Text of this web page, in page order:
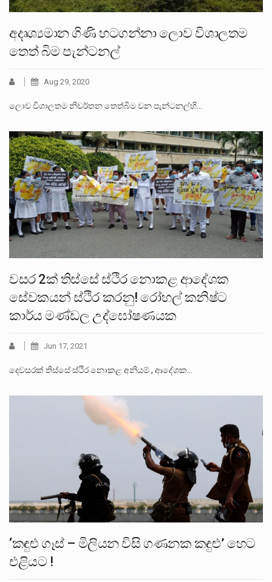
අදෘශ්‍යමාන ගිණි හටගන්නා ලොව විශාලතම
තෙත් බිම පැන්ටනල්
Aug 29, 2020
ලොව විශාලතම නිවර්තන තෙත්බිම වන පැන්ටනල්හි…
වසර 2ක් තිස්සේ ස්ථිර නොකළ ආදේශක
සේවකයන් ස්ථිර කරනු! රෝහල් කනිෂ්ට
කාර්ය මණ්ඩල උද්ඝෝෂණයක
Jun 17, 2021
දෙවසරක් තිස්සේ ස්ථිර නොකළ අනියම් , ආදේශක…
‘කඳුළු ගෑස් – මිලියන විසි ගණනක කඳුළු’ හෙට
එළියට !